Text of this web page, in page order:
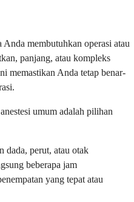
membutuhkan operasi atau
panjang, atau kompleks
memastikan Anda tetap benar-
umum adalah pilihan
dada, perut, atau otak
beberapa jam
yang tepat atau